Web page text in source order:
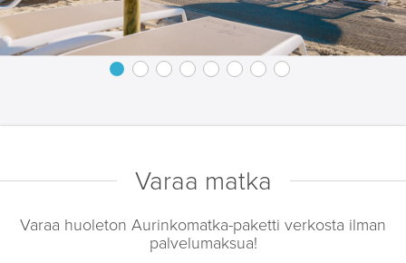
Varaa matka
Varaa huoleton Aurinkomatka-paketti verkosta ilman
palvelumaksua!